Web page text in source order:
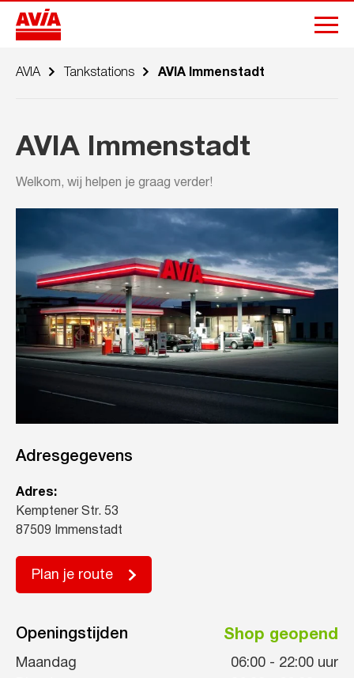
AVIA Tankstations AVIA Immenstadt
AVIA Immenstadt
Welkom, wij helpen je graag verder!
Adresgegevens
Adres:
Kemptener Str. 53
87509 Immenstadt
Plan je route
Openingstijden Shop geopend
Maandag 06:00 - 22:00 uur